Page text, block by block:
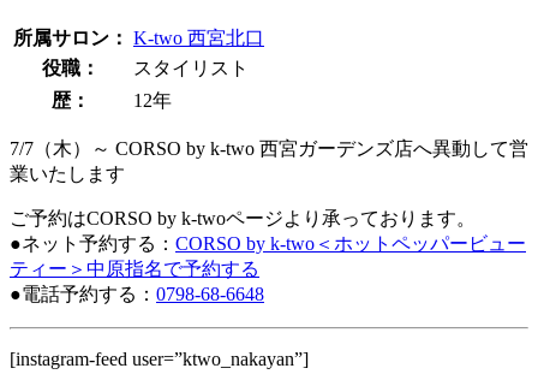
所属サロン： K-two 西宮北口
役職：
スタイリスト
歴：
12年
7/7（木）～ CORSO by k-two 西宮ガーデンズ店へ異動して営
業いたします
ご予約はCORSO by k-twoページより承っております。
●ネット予約する： CORSO by k-two＜ホットペッパービュー
ティー＞中原指名で予約する
●電話予約する： 0798-68-6648
[instagram-feed user=”ktwo_nakayan”]